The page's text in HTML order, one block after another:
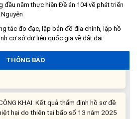
đầu năm thực hiện Đề án 104 về phát triển
tác đo đạc, lập bản đồ địa chính, lập hồ
cơ sở dữ liệu quốc gia về đất đai
THÔNG BÁO
đoạn lừa đảo thông qua công tác
lập hồ sơ địa chính và hoàn thành
đất đai
KHAI: Kết quả thẩm định hồ sơ đề
hại do thiên tai bão số 13 năm 2025